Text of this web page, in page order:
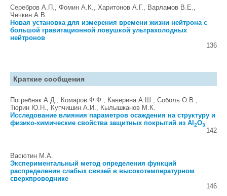
Серебров А.П., Фомин А.К., Харитонов А.Г., Варламов В.Е.,
Чечкин А.В.
Новая установка для измерения времени жизни нейтрона с
большой гравитационной ловушкой ультрахолодных
нейтронов
136
Краткие сообщения
Погребняк А.Д., Комаров Ф.Ф., Каверина А.Ш., Соболь О.В.,
Тюрин Ю.Н., Купчишин А.И., Кылышканов М.К.
Исследование влияния параметров осаждения на структуру и
физико-химические свойства защитных покрытий из Al 2O3
142
Васютин М.А.
Экспериментальный метод определения функций
распределения слабых связей в высокотемпературном
сверхпроводнике
146